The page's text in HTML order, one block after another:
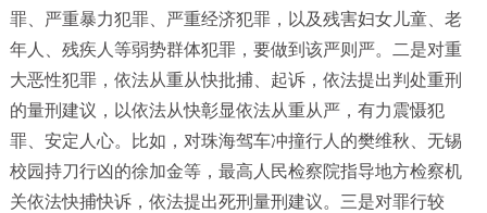
罪、严重暴力犯罪、严重经济犯罪，以及残害妇女儿童、老
年人、残疾人等弱势群体犯罪，要做到该严则严。二是对重
大恶性犯罪，依法从重从快批捕、起诉，依法提出判处重刑
的量刑建议，以依法从快彰显依法从重从严，有力震慑犯
罪、安定人心。比如，对珠海驾车冲撞行人的樊维秋、无锡
校园持刀行凶的徐加金等，最高人民检察院指导地方检察机
关依法快捕快诉，依法提出死刑量刑建议。三是对罪行较